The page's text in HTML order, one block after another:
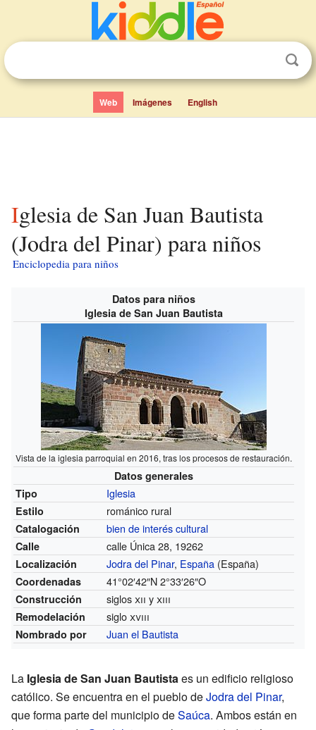
Web Imágenes English
Iglesia de San Juan Bautista
(Jodra del Pinar) para niños
Enciclopedia para niños
Datos para niños
Iglesia de San Juan Bautista
Vista de la iglesia parroquial en 2016, tras los procesos de restauración.
Datos generales
Tipo
Iglesia
Estilo románico rural
Catalogación bien de interés cultural
Calle calle Única 28, 19262
Localización Jodra del Pinar, España (España)
Coordenadas 41°02′42″N2°33′26″O
Construcción siglosxii yxiii
Remodelación sigloxviii
Nombrado por Juan el Bautista
La Iglesia de San Juan Bautistaes un edificio religioso
católico. Se encuentra en el pueblo deJodra del Pinar,
que forma parte del municipio deSaúca. Ambos están en